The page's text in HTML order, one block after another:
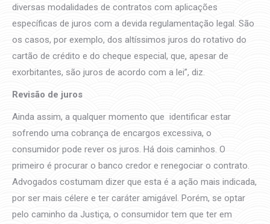
diversas modalidades de contratos com aplicações
específicas de juros com a devida regulamentação legal. São
os casos, por exemplo, dos altíssimos juros do rotativo do
cartão de crédito e do cheque especial, que, apesar de
exorbitantes, são juros de acordo com a lei”, diz.
Revisão de juros
Ainda assim, a qualquer momento que identificar estar
sofrendo uma cobrança de encargos excessiva, o
consumidor pode rever os juros. Há dois caminhos. O
primeiro é procurar o banco credor e renegociar o contrato.
Advogados costumam dizer que esta é a ação mais indicada,
por ser mais célere e ter caráter amigável. Porém, se optar
pelo caminho da Justiça, o consumidor tem que ter em